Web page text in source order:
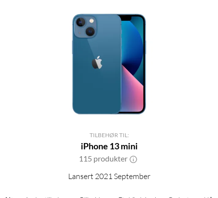
TILBEHØR TIL:
iPhone 13 mini
115 produkter
Lansert 2021 September